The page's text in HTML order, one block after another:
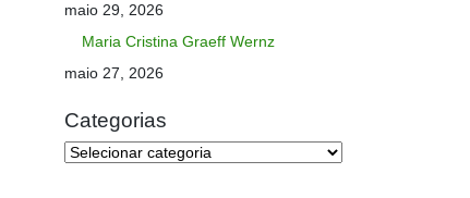
maio 29, 2026
Maria Cristina Graeff Wernz
maio 27, 2026
Categorias
Categorias